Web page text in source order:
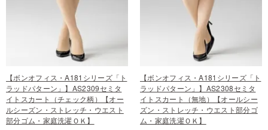
【ボンオフィス・A181シリーズ「ト
ラッドパターン」】AS2309セミタ
イトスカート（チェック柄）【オー
ルシーズン・ストレッチ・ウエスト
部分ゴム・家庭洗濯ＯＫ】
【ボンオフィス・A181シリーズ「ト
ラッドパターン」】AS2308セミタ
イトスカート（無地）【オールシー
ズン・ストレッチ・ウエスト部分ゴ
ム・家庭洗濯ＯＫ】